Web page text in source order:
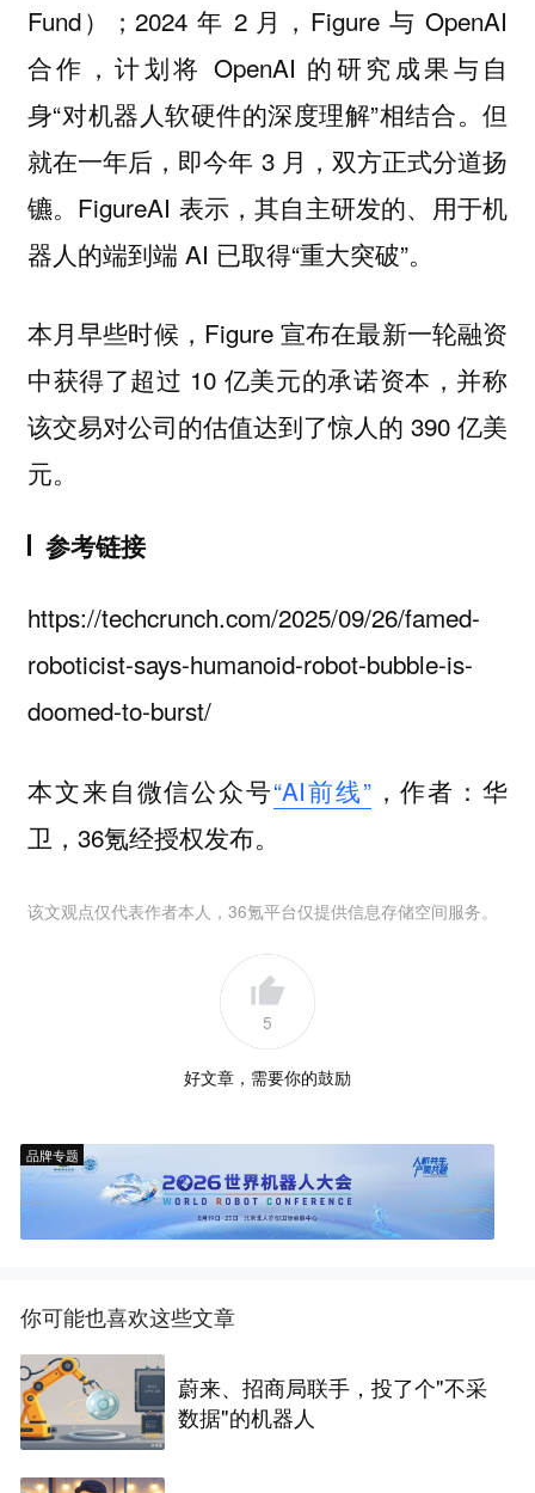
Fund）；2024 年 2 月，Figure 与 OpenAI
合作，计划将 OpenAI 的研究成果与自
身“对机器人软硬件的深度理解”相结合。但
就在一年后，即今年 3 月，双方正式分道扬
镳。FigureAI 表示，其自主研发的、用于机
器人的端到端 AI 已取得“重大突破”。
本月早些时候，Figure 宣布在最新一轮融资
中获得了超过 10 亿美元的承诺资本，并称
该交易对公司的估值达到了惊人的 390 亿美
元。
参考链接
https://techcrunch.com/2025/09/26/famed-
roboticist-says-humanoid-robot-bubble-is-
doomed-to-burst/
本文来自微信公众号“AI前线”，作者：华
卫，36氪经授权发布。
该文观点仅代表作者本人，36氪平台仅提供信息存储空间服务。
5
好文章，需要你的鼓励
品牌专题
你可能也喜欢这些文章
蔚来、招商局联手，投了个"不采
数据"的机器人